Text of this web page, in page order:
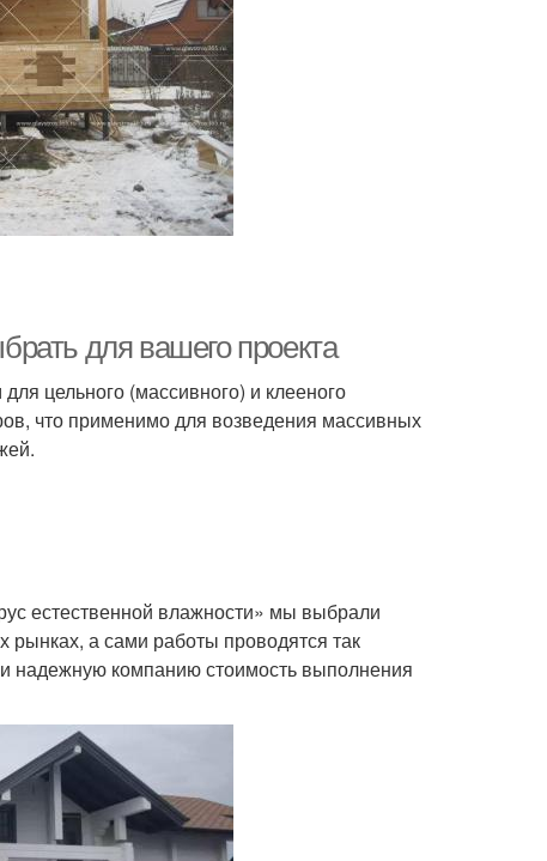
для вашего проекта
цельного (массивного) и клееного
что применимо для возведения массивных
естественной влажности» мы выбрали
рынках, а сами работы проводятся так
компанию стоимость выполнения